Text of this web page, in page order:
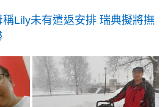
Lily未有遣返安排 瑞典擬將撫